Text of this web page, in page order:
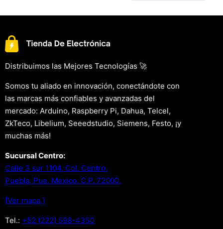
Distribuimos las Mejores Tecnologías 🚀
Somos tu aliado en innovación, conectándote con
las marcas más confiables y avanzadas del
mercado: Arduino, Raspberry Pi, Dahua, Telcel,
ZkTeco, Libelium, Seeedstudio, Siemens, Festo, ¡y
muchas más!
Sucursal Centro:
Calle 3 sur 1104, Col. Centro.
Puebla, Pue. Mexico. C.P. 72000.
[Ver mapa.]
Tel.: +52 (222) 598-4350